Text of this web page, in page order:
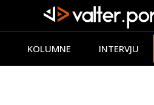
KOLUMNE INTERVJU